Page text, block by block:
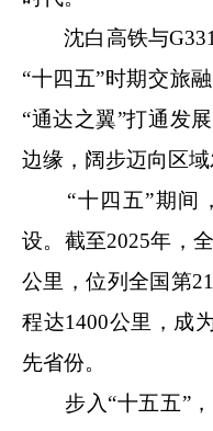
沈白高铁与G331
“十四五”时期交旅
“通达之翼”打通发
边缘，阔步迈向区域
“十四五”期间，
设。截至2025年，
公里，位列全国第
程达1400公里，成
先省份。
步入“十五五”，